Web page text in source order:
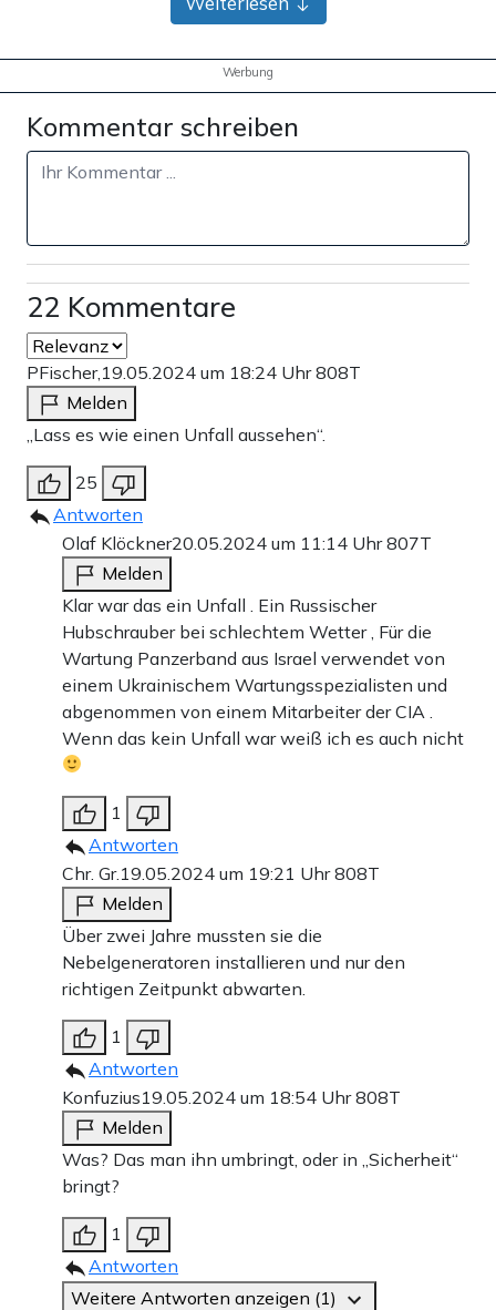
Werbung
Kommentar schreiben
22 Kommentare
PFischer, 19.05.2024 um 18:24 Uhr808T
Melden
„Lass es wie einen Unfall aussehen“.
25
Antworten
Olaf Klöckner20.05.2024 um 11:14 Uhr807T
Melden
Klar war das ein Unfall . Ein Russischer
Hubschrauber bei schlechtem Wetter , Für die
Wartung Panzerband aus Israel verwendet von
einem Ukrainischem Wartungsspezialisten und
abgenommen von einem Mitarbeiter der CIA .
Wenn das kein Unfall war weiß ich es auch nicht
1
Antworten
Chr. Gr. 19.05.2024 um 19:21 Uhr808T
Melden
Über zwei Jahre mussten sie die
Nebelgeneratoren installieren und nur den
richtigen Zeitpunkt abwarten.
1
Antworten
Konfuzius19.05.2024 um 18:54 Uhr808T
Melden
Was? Das man ihn umbringt, oder in „Sicherheit“
bringt?
1
Antworten
Weitere Antworten anzeigen (1)